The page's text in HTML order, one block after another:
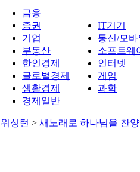
금융
증권
기업
부동산
한인경제
글로벌경제
생활경제
경제일반
IT기기
통신/모
소프트웨
인터넷
게임
과학
워싱턴 > 새노래로 하나님을 찬